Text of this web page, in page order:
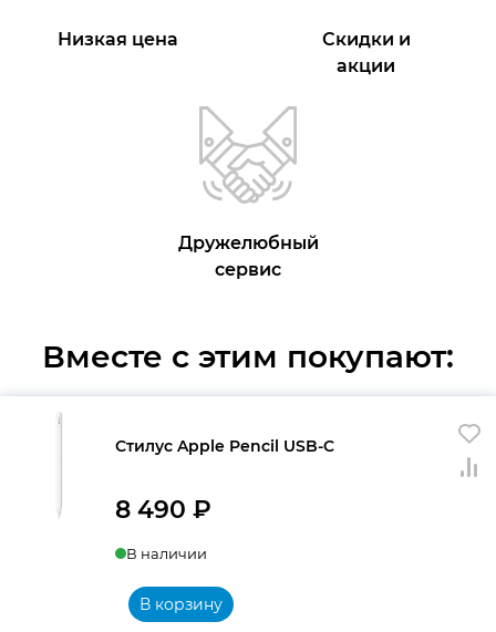
Низкая цена
Скидки и
акции
Дружелюбный
сервис
Вместе с этим покупают:
Стилус Apple Pencil USB-C
8 490 ₽
В наличии
В корзину